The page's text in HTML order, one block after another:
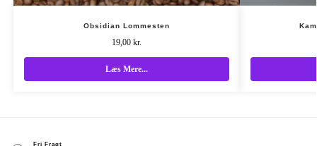
Obsidian Lommesten
19,00 kr.
Læs Mere...
Fri Fragt